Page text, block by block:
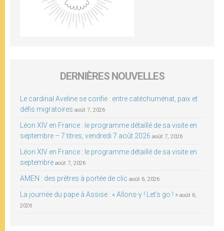
DERNIÈRES NOUVELLES
Le cardinal Aveline se confie : entre catéchuménat, paix et
défis migratoires août 7, 2026
Léon XIV en France : le programme détaillé de sa visite en
septembre – 7 titres, vendredi 7 août 2026 août 7, 2026
Léon XIV en France : le programme détaillé de sa visite en
septembre août 7, 2026
AMEN : des prêtres à portée de clic août 6, 2026
La journée du pape à Assise : « Allons-y ! Let’s go ! » août 6,
2026